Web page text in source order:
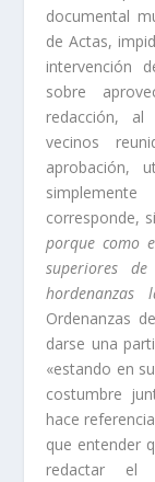
documental
de Actas,
intervención
sobre
redacción,
vecinos
aprobación,
corresponde,
porque como
superiores
hordenanzas
Ordenanzas
darse una
«estando en
costumbre
hace
que entender
redactar